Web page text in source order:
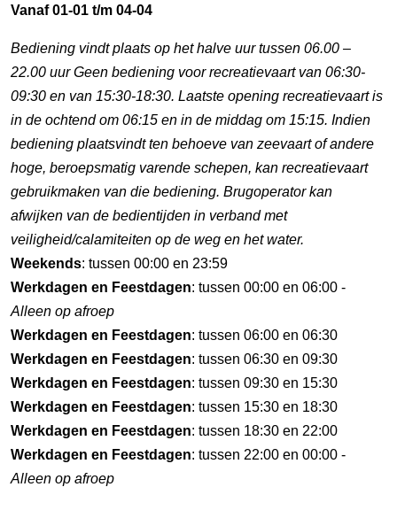
Vanaf 01-01 t/m 04-04
Bediening vindt plaats op het halve uur tussen 06.00 –
22.00 uur Geen bediening voor recreatievaart van 06:30-
09:30 en van 15:30-18:30. Laatste opening recreatievaart is
in de ochtend om 06:15 en in de middag om 15:15. Indien
bediening plaatsvindt ten behoeve van zeevaart of andere
hoge, beroepsmatig varende schepen, kan recreatievaart
gebruikmaken van die bediening. Brugoperator kan
afwijken van de bedientijden in verband met
veiligheid/calamiteiten op de weg en het water.
Weekends: tussen 00:00 en 23:59
Werkdagen en Feestdagen: tussen 00:00 en 06:00 -
Alleen op afroep
Werkdagen en Feestdagen: tussen 06:00 en 06:30
Werkdagen en Feestdagen: tussen 06:30 en 09:30
Werkdagen en Feestdagen: tussen 09:30 en 15:30
Werkdagen en Feestdagen: tussen 15:30 en 18:30
Werkdagen en Feestdagen: tussen 18:30 en 22:00
Werkdagen en Feestdagen: tussen 22:00 en 00:00 -
Alleen op afroep